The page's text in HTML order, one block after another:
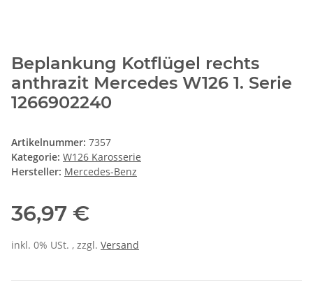
Beplankung Kotflügel rechts
anthrazit Mercedes W126 1. Serie
1266902240
Artikelnummer: 7357
Kategorie: W126 Karosserie
Hersteller: Mercedes-Benz
36,97 €
inkl. 0% USt. , zzgl. Versand